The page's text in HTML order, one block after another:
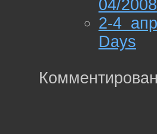
04/2008
2-4
Days